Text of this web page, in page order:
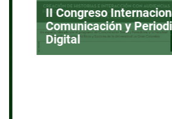
II Congreso
Comunicación y
Digital